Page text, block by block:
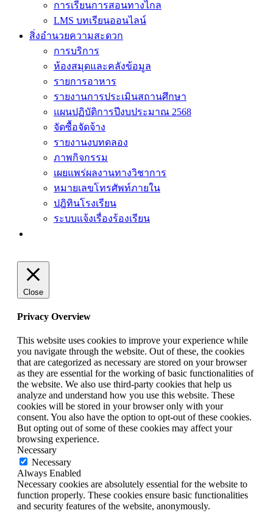
การเรียนการสอนทางไกล
LMS บทเรียนออนไลน์
สิ่งอำนวยความสะดวก
การบริการ
ห้องสมุดและคลังข้อมูล
รายการอาหาร
รายงานการประเมินสถานศึกษา
แผนปฏิบัติการปีงบประมาณ 2568
จัดซื้อจัดจ้าง
รายงานงบทดลอง
ภาพกิจกรรม
เผยแพร่ผลงานทางวิชาการ
หมายเลขโทรศัพท์ภายใน
ปฎิทินโรงเรียน
ระบบแจ้งเรื่องร้องเรียน
Close
Privacy Overview
This website uses cookies to improve your experience while
you navigate through the website. Out of these, the cookies
that are categorized as necessary are stored on your browser
as they are essential for the working of basic functionalities of
the website. We also use third-party cookies that help us
analyze and understand how you use this website. These
cookies will be stored in your browser only with your
consent. You also have the option to opt-out of these cookies.
But opting out of some of these cookies may affect your
browsing experience.
Necessary
Necessary
Always Enabled
Necessary cookies are absolutely essential for the website to
function properly. These cookies ensure basic functionalities
and security features of the website, anonymously.